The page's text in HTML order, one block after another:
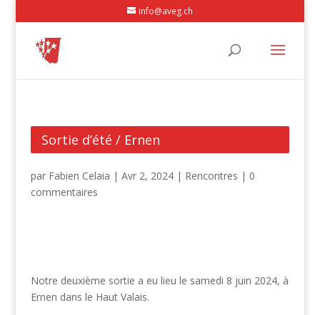
info@aveg.ch
Sortie d’été / Ernen
par Fabien Celaia | Avr 2, 2024| Rencontres | 0
commentaires
Notre deuxième sortie a eu lieu le samedi 8 juin 2024, à
Ernen dans le Haut Valais.